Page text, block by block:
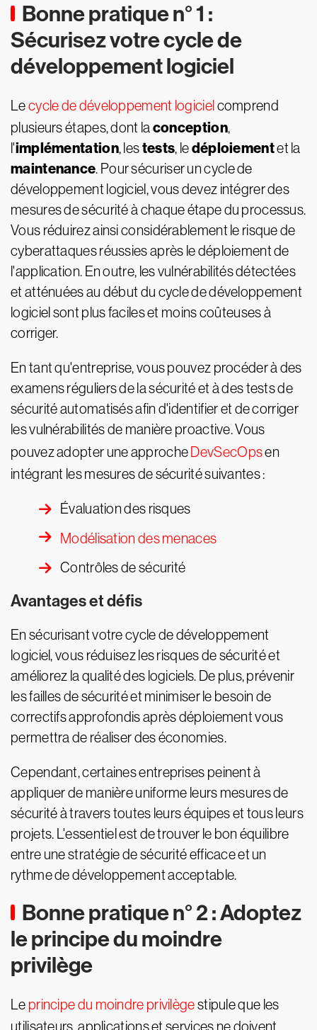
Bonne pratique n° 1 :
Sécurisez votre cycle de
développement logiciel
Lecycle de développement logiciel comprend
plusieurs étapes, dont la conception,
l'implémentation, lestests, ledéploiementet la
maintenance. Pour sécuriser un cycle de
développement logiciel, vous devez intégrer des
mesures de sécurité à chaque étape du processus.
Vous réduirez ainsi considérablement le risque de
cyberattaques réussies après le déploiement de
l'application. En outre, les vulnérabilités détectées
et atténuées au début du cycle de développement
logiciel sont plus faciles et moins coûteuses à
corriger.
En tant qu'entreprise, vous pouvez procéder à des
examens réguliers de la sécurité et à des tests de
sécurité automatisés afin d'identifier et de corriger
les vulnérabilités de manière proactive. Vous
pouvez adopter une approche DevSecOpsen
intégrant les mesures de sécurité suivantes :
Évaluation des risques
Modélisation des menaces
Contrôles de sécurité
Avantages et défis
En sécurisant votre cycle de développement
logiciel, vous réduisez les risques de sécurité et
améliorez la qualité des logiciels. De plus, prévenir
les failles de sécurité et minimiser le besoin de
correctifs approfondis après déploiement vous
permettra de réaliser des économies.
Cependant, certaines entreprises peinent à
appliquer de manière uniforme leurs mesures de
sécurité à travers toutes leurs équipes et tous leurs
projets. L'essentiel est de trouver le bon équilibre
entre une stratégie de sécurité efficace et un
rythme de développement acceptable.
Bonne pratique n° 2 : Adoptez
le principe du moindre
privilège
Le principe du moindre privilègestipule que les
utilisateurs, applications et services ne doivent